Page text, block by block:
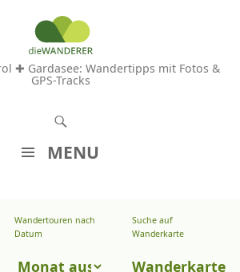
✚ Gardasee: Wandertipps mit Fotos &
GPS-Tracks
MENU
M
Wandertouren nach
Datum
Wandertouren
Suche auf
Wanderkarte
Wanderkarte